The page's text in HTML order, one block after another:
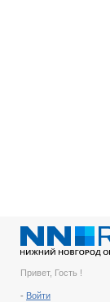
Привет, Гость !
- Войти